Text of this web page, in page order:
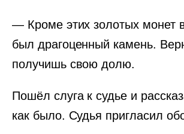
— Кроме этих золотых монет
был драгоценный камень.
получишь свою долю.
Пошёл слуга к судье и
как было. Судья пригласил